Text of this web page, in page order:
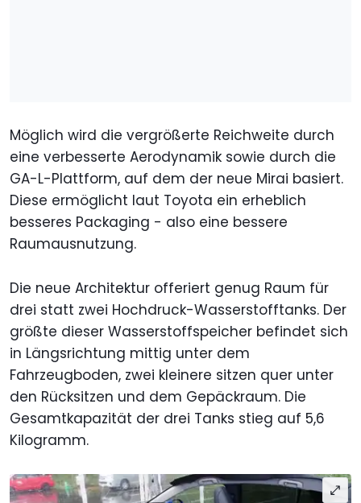
Möglich wird die vergrößerte Reichweite durch
eine verbesserte Aerodynamik sowie durch die
GA-L-Plattform, auf dem der neue Mirai basiert.
Diese ermöglicht laut Toyota ein erheblich
besseres Packaging - also eine bessere
Raumausnutzung.
Die neue Architektur offeriert genug Raum für
drei statt zwei Hochdruck-Wasserstofftanks. Der
größte dieser Wasserstoffspeicher befindet sich
in Längsrichtung mittig unter dem
Fahrzeugboden, zwei kleinere sitzen quer unter
den Rücksitzen und dem Gepäckraum. Die
Gesamtkapazität der drei Tanks stieg auf 5,6
Kilogramm.